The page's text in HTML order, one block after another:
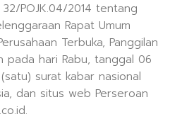
POJK.04/2014 tentang
Rapat Umum
Terbuka, Panggilan
pada hari Rabu, tanggal 06
surat kabar nasional
dan situs web Perseroan